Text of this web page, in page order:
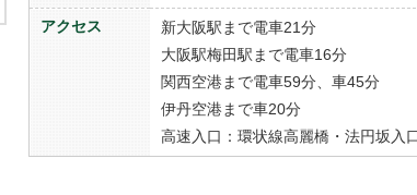
アクセス
新大阪駅まで電車21分
大阪駅梅田駅まで電車16分
関西空港まで電車59分、車45分
伊丹空港まで車20分
高速入口：環状線高麗橋・法円坂入